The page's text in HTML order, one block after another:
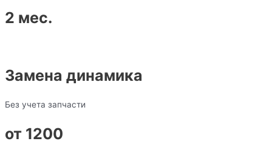
2 мес.
Замена динамика
Без учета запчасти
от 1200